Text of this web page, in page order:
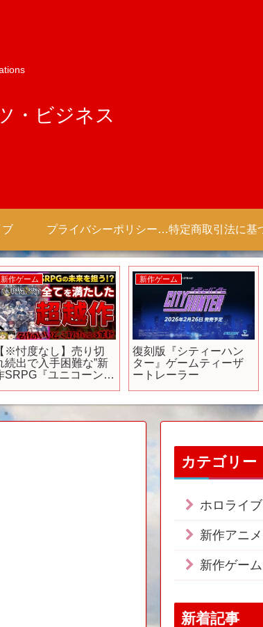
・ビジネス
ブ プライバシーポリシー 【Colorful Creation】
新作ゲーム
【※忖度なし】売り切
続出で入手困難な”新
SRPG『ユニコーンオ
【PS5/PS4、クリアレ
ュー/感想/批評、神ゲ
新作ゲーム
復刻版『シティーハン
ター』ゲームティーザ
ートレーラー
カテゴリー
ホロライブ
新作アニメ
新作ゲーム
新着記事